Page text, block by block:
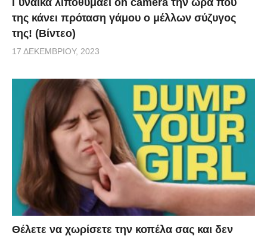
Γυναίκα λιποθυμάει on camera την ώρα που
της κάνει πρόταση γάμου ο μέλλων σύζυγος
της! (Βίντεο)
17 ΔΕΚΕΜΒΡΊΟΥ, 2023
Θέλετε να χωρίσετε την κοπέλα σας και δεν